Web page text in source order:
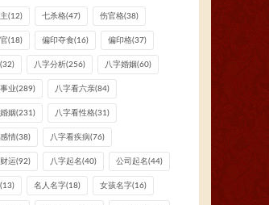
(12) 七杀格(47) 伤官格(38)
(18) 偏印夺食(16) 偏印格(37)
(32) 八字分析(256) 八字婚姻(60)
业(289) 八字看六亲(84)
姻(231) 八字看性格(31)
情(38) 八字看疾病(76)
运(92) 八字起名(40) 公司起名(44)
(13) 名人名字(18) 女孩名字(16)